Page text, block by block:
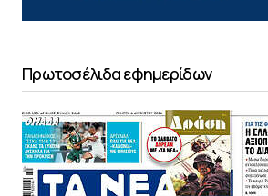
Πρωτοσέλιδα εφημερίδων